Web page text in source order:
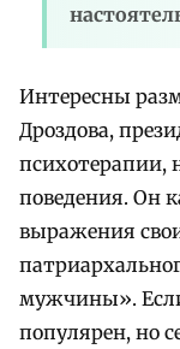
Интересны
Дроздова,
психотерапии,
поведения. Он
выражения
мужчины».
популярен, но